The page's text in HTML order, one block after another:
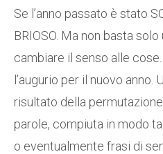
Se l’anno passato è stato
BRIOSO. Ma non basta
cambiare il senso alle
l’augurio per il nuovo anno.
risultato della
parole, compiuta in modo
o eventualmente frasi di